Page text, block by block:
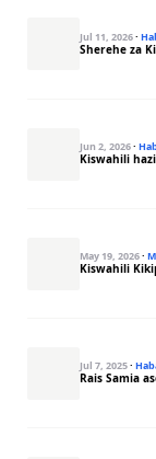
Jul 11, 2026·
Sherehe za
Jun 2, 2026·
Kiswahili
May 19, 2026·
Kiswahili
Jul 7, 2025·
Rais Samia